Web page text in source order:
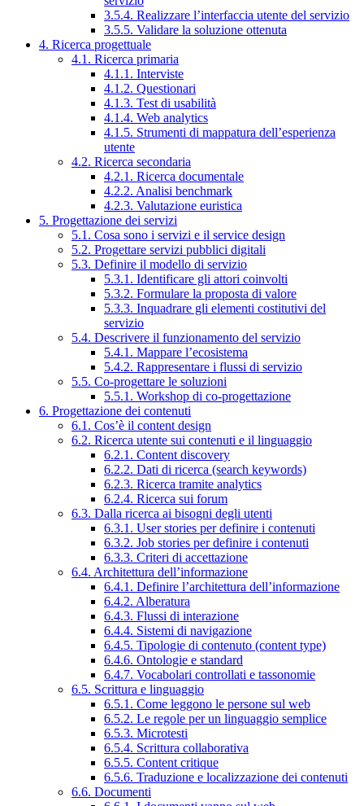
3.5.4. Realizzare l’interfaccia utente del servizio
3.5.5. Validare la soluzione ottenuta
4. Ricerca progettuale
4.1. Ricerca primaria
4.1.1. Interviste
4.1.2. Questionari
4.1.3. Test di usabilità
4.1.4. Web analytics
4.1.5. Strumenti di mappatura dell’esperienza
utente
4.2. Ricerca secondaria
4.2.1. Ricerca documentale
4.2.2. Analisi benchmark
4.2.3. Valutazione euristica
5. Progettazione dei servizi
5.1. Cosa sono i servizi e il service design
5.2. Progettare servizi pubblici digitali
5.3. Definire il modello di servizio
5.3.1. Identificare gli attori coinvolti
5.3.2. Formulare la proposta di valore
5.3.3. Inquadrare gli elementi costitutivi del
servizio
5.4. Descrivere il funzionamento del servizio
5.4.1. Mappare l’ecosistema
5.4.2. Rappresentare i flussi di servizio
5.5. Co-progettare le soluzioni
5.5.1. Workshop di co-progettazione
6. Progettazione dei contenuti
6.1. Cos’è il content design
6.2. Ricerca utente sui contenuti e il linguaggio
6.2.1. Content discovery
6.2.2. Dati di ricerca (search keywords)
6.2.3. Ricerca tramite analytics
6.2.4. Ricerca sui forum
6.3. Dalla ricerca ai bisogni degli utenti
6.3.1. User stories per definire i contenuti
6.3.2. Job stories per definire i contenuti
6.3.3. Criteri di accettazione
6.4. Architettura dell’informazione
6.4.1. Definire l’architettura dell’informazione
6.4.2. Alberatura
6.4.3. Flussi di interazione
6.4.4. Sistemi di navigazione
6.4.5. Tipologie di contenuto (content type)
6.4.6. Ontologie e standard
6.4.7. Vocabolari controllati e tassonomie
6.5. Scrittura e linguaggio
6.5.1. Come leggono le persone sul web
6.5.2. Le regole per un linguaggio semplice
6.5.3. Microtesti
6.5.4. Scrittura collaborativa
6.5.5. Content critique
6.5.6. Traduzione e localizzazione dei contenuti
6.6. Documenti